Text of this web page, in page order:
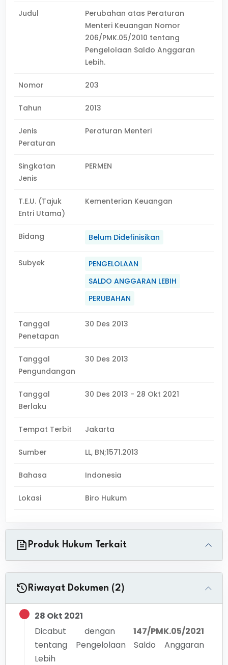
Judul
Perubahan atas Peraturan
Menteri Keuangan Nomor
206/PMK.05/2010 tentang
Pengelolaan Saldo Anggaran
Lebih.
Nomor 203
Tahun 2013
Jenis
Peraturan
Peraturan Menteri
Singkatan
Jenis
PERMEN
T.E.U. (Tajuk
Entri Utama)
Kementerian Keuangan
Bidang Belum Didefinisikan
Subyek
PENGELOLAAN
SALDO ANGGARAN LEBIH
PERUBAHAN
Tanggal
Penetapan
30 Des 2013
Tanggal
Pengundangan
30 Des 2013
Tanggal
Berlaku
30 Des 2013 - 28 Okt 2021
Tempat Terbit Jakarta
Sumber LL, BN;1571.2013
Bahasa Indonesia
Lokasi Biro Hukum
Produk Hukum Terkait
Riwayat Dokumen (2)
28 Okt 2021
Dicabut dengan
147/PMK.05/2021
tentang Pengelolaan Saldo Anggaran
Lebih